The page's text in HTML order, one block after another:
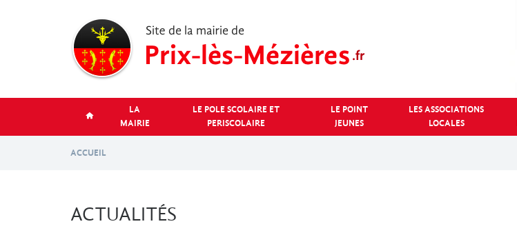
LA
MAIRIE
LE POLE SCOLAIRE ET
PERISCOLAIRE
LE POINT
JEUNES
LES ASSOCIATIONS
LOCALES
ACCUEIL
ACTUALITÉS